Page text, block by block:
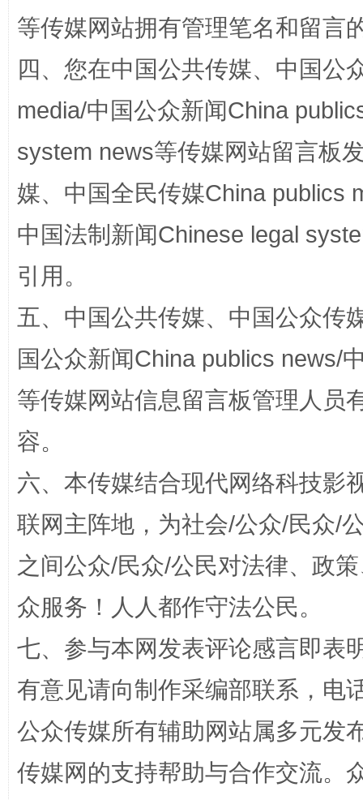
站台名比不上好声名
漫山遍野的桃花与雪山、麦地、白藏房 除
招工难、用工荒背后
网上购药对药下症？
等传媒网站拥有管理笔名和留言
四、您在中国公共传媒、中国公
media/中国公众新闻China
system news等传媒网站留言板
媒、中国全民传媒China publics
中国法制新闻Chinese legal
引用。
五、中国公共传媒、中国公众传
国公众新闻China publics news/
等传媒网站信息留言板管理人员
容。
六、本传媒结合现代网络科技影
联网主阵地，为社会/公众/民众/
之间公众/民众/公民对法律、政
众服务！人人都作守法公民。
七、参与本网发表评论感言即表
有意见请向制作采编部联系，电
公众传媒所有辅助网站属多元发
传媒网的支持帮助与合作交流。